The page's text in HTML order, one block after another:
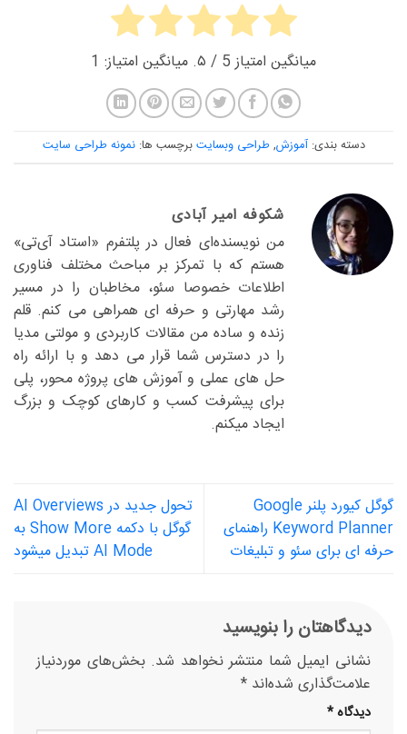
میانگین امتیاز5 / ۵. میانگین امتیاز: 1
دسته بندی:آموزش, طراحی وبسایتبرچسب ها:نمونه طراحی سایت
شکوفه امیر آبادی
من نویسنده‌ای فعال در پلتفرم «استاد آی‌تی»
هستم که با تمرکز بر مباحث مختلف فناوری
اطلاعات خصوصا سئو، مخاطبان را در مسیر
رشد مهارتی و حرفه ای همراهی می کنم. قلم
زنده و ساده من مقالات کاربردی و مولتی مدیا
را در دسترس شما قرار می دهد و با ارائه راه
حل های عملی و آموزش های پروژه محور، پلی
برای پیشرفت کسب و کارهای کوچک و بزرگ
ایجاد میکنم.
گوگل کیورد پلنر Google
Keyword Planner راهنمای
حرفه ای برای سئو و تبلیغات
تحول جدید در AI Overviews
گوگل با دکمه Show More به
AI Mode تبدیل میشود
دیدگاهتان را بنویسید
نشانی ایمیل شما منتشر نخواهد شد. بخش‌های موردنیاز
علامت‌گذاری شده‌اند *
دیدگاه*